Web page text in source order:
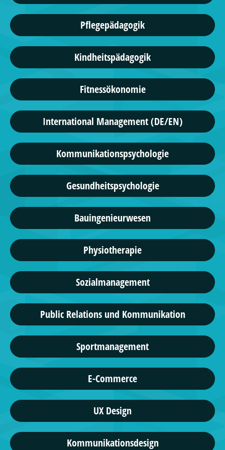
Pflegepädagogik
Kindheitspädagogik
Fitnessökonomie
International Management (DE/EN)
Kommunikationspsychologie
Gesundheitspsychologie
Bauingenieurwesen
Physiotherapie
Sozialmanagement
Public Relations und Kommunikation
Sportmanagement
E-Commerce
UX Design
Kommunikationsdesign